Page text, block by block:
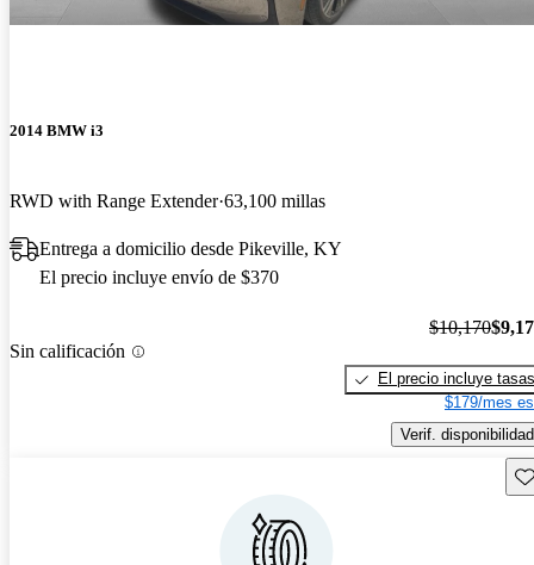
2014 BMW i3
RWD with Range Extender 63,100 millas
Entrega a domicilio desde Pikeville, KY
El precio incluye envío de $370
Sin calificación
$10,170
El precio incluye tasas
$179/mes
Verif. disponibilidad